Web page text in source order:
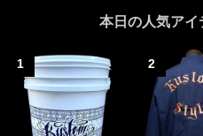
本日の人気ア
1 2